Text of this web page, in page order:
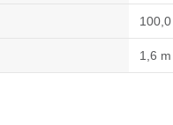
1,6 m